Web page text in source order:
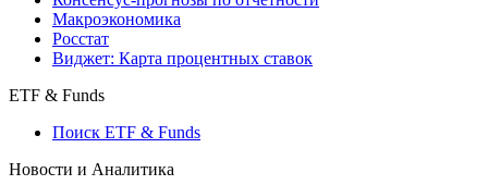
Макроэкономика
Росстат
Виджет: Карта процентных ставок
ETF & Funds
Поиск ETF & Funds
Новости и Аналитика